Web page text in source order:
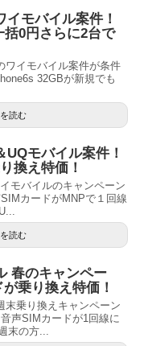
イモバイル案件！
0円さらに2台で
ワイモバイル案件が条件
32GBが新規でも
読む
UQモバイル案件！
換え特価！
モバイルのキャンペーン
カードがMNPで１回線
読む
春のキャンペー
乗り換え特価！
末乗り換えキャンペーン
声SIMカードが1回線に
末の方...